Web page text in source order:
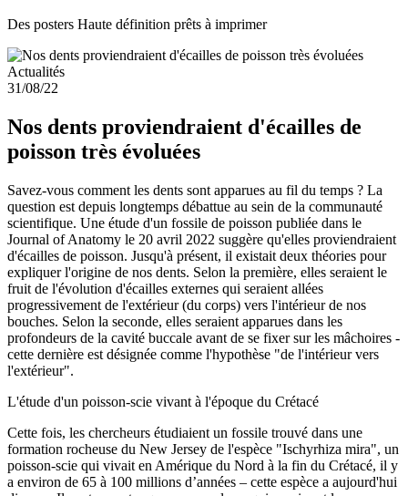
Des posters Haute définition prêts à imprimer
Actualités
31/08/22
Nos dents proviendraient d'écailles de
poisson très évoluées
Savez-vous comment les dents sont apparues au fil du temps ? La
question est depuis longtemps débattue au sein de la communauté
scientifique. Une étude d'un fossile de poisson publiée dans le
Journal of Anatomy le 20 avril 2022 suggère qu'elles proviendraient
d'écailles de poisson. Jusqu'à présent, il existait deux théories pour
expliquer l'origine de nos dents. Selon la première, elles seraient le
fruit de l'évolution d'écailles externes qui seraient allées
progressivement de l'extérieur (du corps) vers l'intérieur de nos
bouches. Selon la seconde, elles seraient apparues dans les
profondeurs de la cavité buccale avant de se fixer sur les mâchoires -
cette dernière est désignée comme l'hypothèse "de l'intérieur vers
l'extérieur".
L'étude d'un poisson-scie vivant à l'époque du Crétacé
Cette fois, les chercheurs étudiaient un fossile trouvé dans une
formation rocheuse du New Jersey de l'espèce "Ischyrhiza mira", un
poisson-scie qui vivait en Amérique du Nord à la fin du Crétacé, il y
a environ de 65 à 100 millions d’années – cette espèce a aujourd'hui